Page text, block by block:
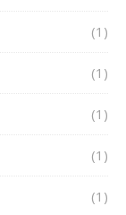
(1)
(1)
(1)
(1)
(1)